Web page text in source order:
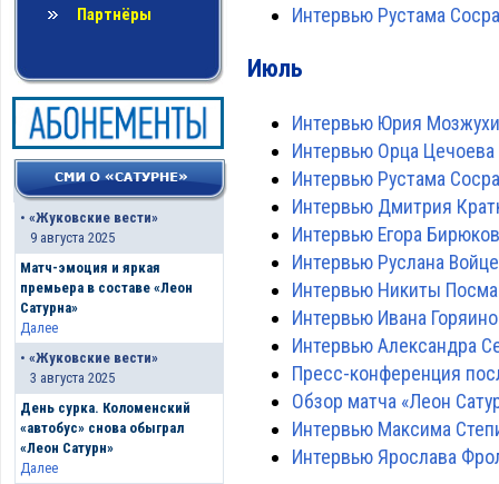
Партнёры
• «Жуковские вести»
9 августа 2025
Матч-эмоция и яркая
премьера в составе «Леон
Сатурна»
Далее
• «Жуковские вести»
3 августа 2025
День сурка. Коломенский
«автобус» снова обыграл
«Леон Сатурн»
Далее
Интервью Рустама
Июль
Интервью Юрия
Интервью Орца Цечоева
Интервью Рустама
Интервью Дмитрия
Интервью Егора
Интервью Руслана
Интервью Никиты
Интервью Ивана
Интервью Александра
Пресс-конференция
Обзор матча «Леон
Интервью Максима
Интервью Ярослава